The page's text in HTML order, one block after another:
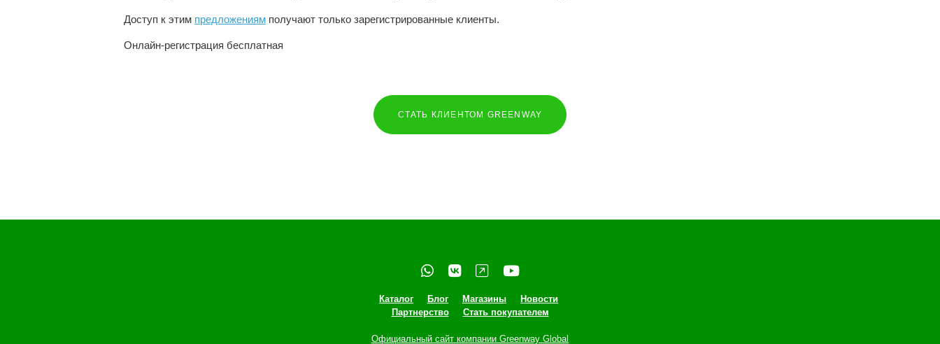
Доступ к этим предложениям получают только зарегистрированные клиенты.
Онлайн-регистрация бесплатная
СТАТЬ КЛИЕНТОМ GREENWAY
Каталог Блог Магазины
Новости
Партнерство
Стать покупателем
Официальный сайт компании Greenway Global